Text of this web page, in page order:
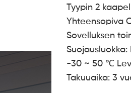
Tyypin 2
Yhteensopiva
Sovelluksen
Suojausluokka:
-30 ~ 50 ℃
Takuuaika: 3